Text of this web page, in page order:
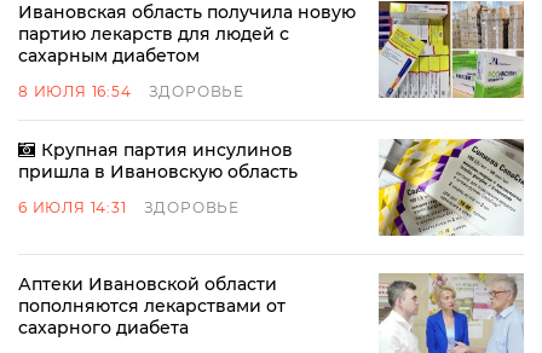
Ивановская область получила новую
партию лекарств для людей с
сахарным диабетом
8 ИЮЛЯ 16:54 ЗДОРОВЬЕ
Крупная партия инсулинов
пришла в Ивановскую область
6 ИЮЛЯ 14:31 ЗДОРОВЬЕ
Аптеки Ивановской области
пополняются лекарствами от
сахарного диабета